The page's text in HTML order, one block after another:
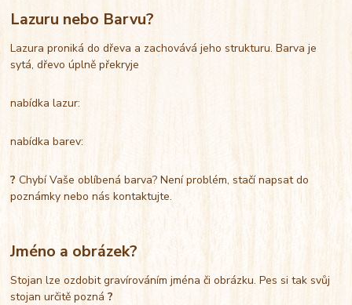
Lazuru nebo Barvu?
Lazura proniká do dřeva a zachovává jeho strukturu. Barva je
sytá, dřevo úplně překryje
nabídka lazur:
nabídka barev:
?Chybí Vaše oblíbená barva? Není problém, stačí napsat do
poznámky nebo nás kontaktujte.
Jméno a obrázek?
Stojan lze ozdobit gravírováním jména či obrázku. Pes si tak svůj
stojan určitě pozná?